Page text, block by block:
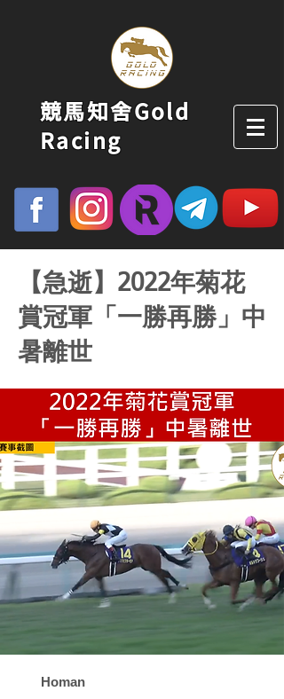
競馬知舍Gold
Racing
【急逝】2022年菊花
賞冠軍「一勝再勝」中
暑離世
Homan